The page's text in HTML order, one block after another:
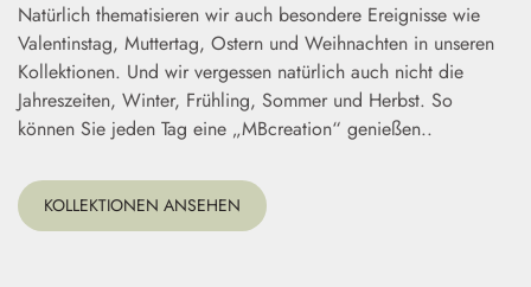
Natürlich thematisieren wir auch besondere Ereignisse wie
Valentinstag, Muttertag, Ostern und Weihnachten in unseren
Kollektionen. Und wir vergessen natürlich auch nicht die
Jahreszeiten, Winter, Frühling, Sommer und Herbst. So
können Sie jeden Tag eine „MBcreation“ genießen..
KOLLEKTIONEN ANSEHEN